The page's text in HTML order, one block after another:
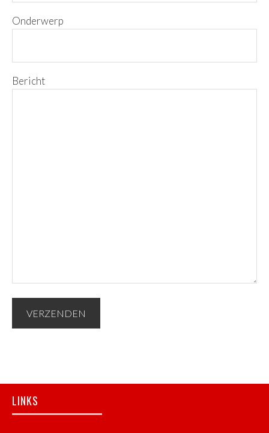
Onderwerp
Bericht
Footer
LINKS